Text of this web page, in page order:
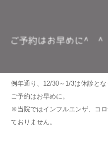
例年通り、12/30～1/3は休診とな
ご予約はお早めに。
※当院ではインフルエンザ、コ
ておりません。